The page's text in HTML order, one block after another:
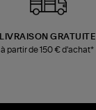
LIVRAISON GRATUITE
à partir de 150 € d'achat*